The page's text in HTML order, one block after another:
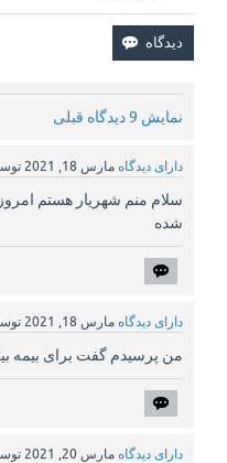
نمایش 9 دیدگاه قبلی
دارای دیدگاه مارس 18, 2021
شده
دارای دیدگاه مارس 18, 2021
من پرسیدم گفت برای بیمه
دارای دیدگاه مارس 20, 2021